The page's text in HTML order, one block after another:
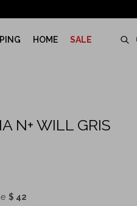
HOME SALE
N+ WILL GRIS
$ 42